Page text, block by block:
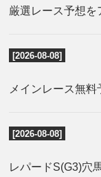
厳選レース予想を
[2026-08-08]
メインレース無
[2026-08-08]
レパードS(G3)穴